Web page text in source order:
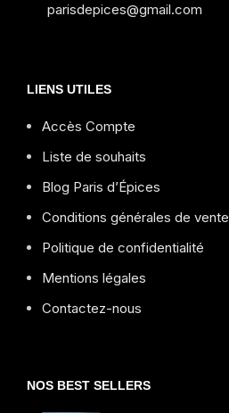
parisdepices@gmail.com
LIENS UTILES
Accès Compte
Liste de souhaits
Blog Paris d’Épices
Conditions générales de vente
Politique de confidentialité
Mentions légales
Contactez-nous
NOS BEST SELLERS